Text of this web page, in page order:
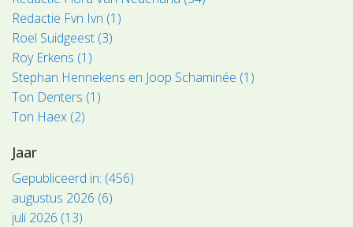
Redactie Fvn Ivn (1)
Roel Suidgeest (3)
Roy Erkens (1)
Stephan Hennekens en Joop Schaminée (1)
Ton Denters (1)
Ton Haex (2)
Jaar
Gepubliceerd in: (456)
augustus 2026 (6)
juli 2026 (13)